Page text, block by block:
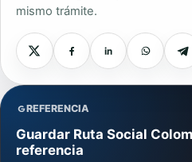
mismo trámite.
REFERENCIA
Guardar Ruta Social
referencia